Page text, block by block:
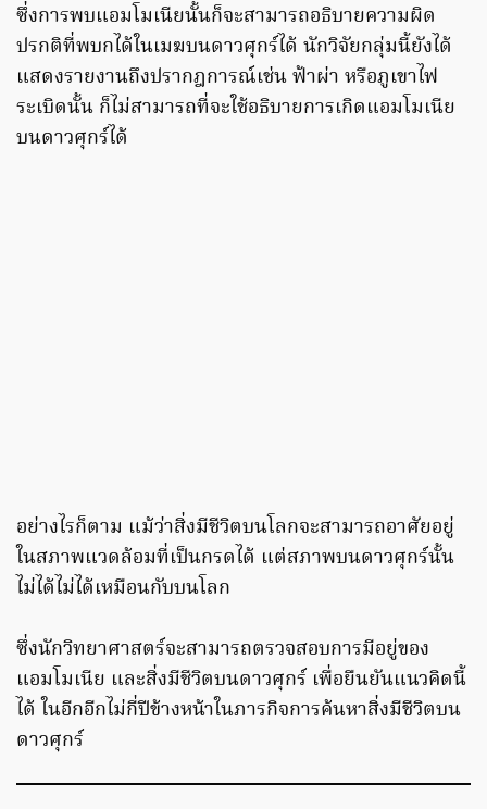
ซึ่งการพบแอมโมเนียนั้นก็จะสามารถอธิบายความผิด
ปรกติที่พบกได้ในเมฆบนดาวศุกร์ได้ นักวิจัยกลุ่มนี้ยังได้
แสดงรายงานถึงปรากฎการณ์เช่น ฟ้าผ่า หรือภูเขาไฟ
ระเบิดนั้น ก็ไม่สามารถที่จะใช้อธิบายการเกิดแอมโมเนีย
บนดาวศุกร์ได้
อย่างไรก็ตาม แม้ว่าสิ่งมีชีวิตบนโลกจะสามารถอาศัยอยู่
ในสภาพแวดล้อมที่เป็นกรดได้ แต่สภาพบนดาวศุกร์นั้น
ไม่ได้ไม่ได้เหมือนกับบนโลก
ซึ่งนักวิทยาศาสตร์จะสามารถตรวจสอบการมีอยู่ของ
แอมโมเนีย และสิ่งมีชีวิตบนดาวศุกร์ เพื่อยืนยันแนวคิดนี้
ได้ ในอีกอีกไม่กี่ปีข้างหน้าในภารกิจการค้นหาสิ่งมีชีวิตบน
ดาวศุกร์